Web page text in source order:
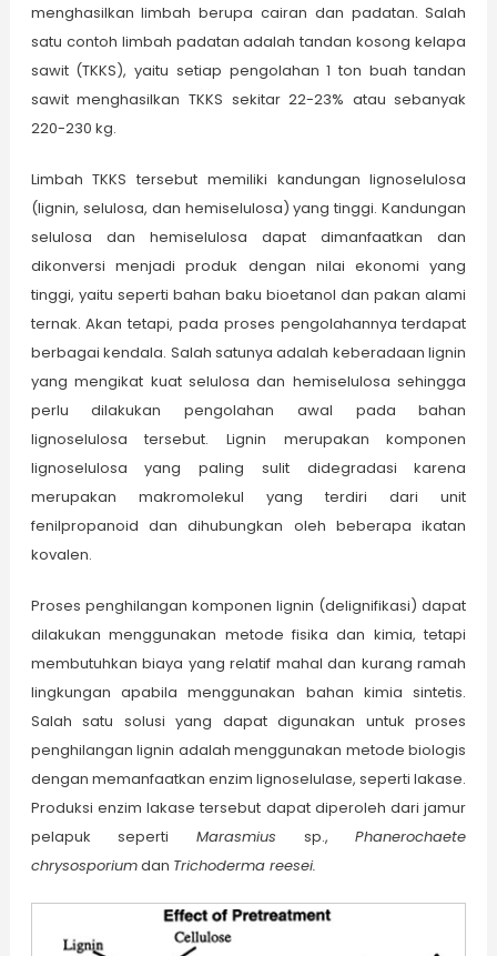
menghasilkan limbah berupa cairan dan padatan. Salah
satu contoh limbah padatan adalah tandan kosong kelapa
sawit (TKKS), yaitu setiap pengolahan 1 ton buah tandan
sawit menghasilkan TKKS sekitar 22-23% atau sebanyak
220-230 kg.
Limbah TKKS tersebut memiliki kandungan lignoselulosa
(lignin, selulosa, dan hemiselulosa) yang tinggi. Kandungan
selulosa dan hemiselulosa dapat dimanfaatkan dan
dikonversi menjadi produk dengan nilai ekonomi yang
tinggi, yaitu seperti bahan baku bioetanol dan pakan alami
ternak. Akan tetapi, pada proses pengolahannya terdapat
berbagai kendala. Salah satunya adalah keberadaan lignin
yang mengikat kuat selulosa dan hemiselulosa sehingga
perlu dilakukan pengolahan awal pada bahan
lignoselulosa tersebut. Lignin merupakan komponen
lignoselulosa yang paling sulit didegradasi karena
merupakan makromolekul yang terdiri dari unit
fenilpropanoid dan dihubungkan oleh beberapa ikatan
kovalen.
Proses penghilangan komponen lignin (delignifikasi) dapat
dilakukan menggunakan metode fisika dan kimia, tetapi
membutuhkan biaya yang relatif mahal dan kurang ramah
lingkungan apabila menggunakan bahan kimia sintetis.
Salah satu solusi yang dapat digunakan untuk proses
penghilangan lignin adalah menggunakan metode biologis
dengan memanfaatkan enzim lignoselulase, seperti lakase.
Produksi enzim lakase tersebut dapat diperoleh dari jamur
pelapuk seperti Marasmius sp.,Phanerochaete
chrysosporiumdan Trichoderma reesei.